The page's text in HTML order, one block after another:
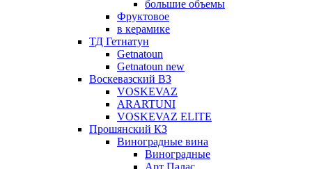
большие объемы
Фруктовое
в керамике
ТД Гетнатун
Getnatoun
Getnatoun new
Воскевазский ВЗ
VOSKEVAZ
ARARTUNI
VOSKEVAZ ELITE
Прошянский КЗ
Виноградные вина
Виноградные
Арт Палас